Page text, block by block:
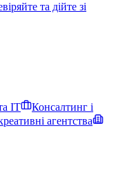
та дійте зі
IT
Консалтинг і
агентства